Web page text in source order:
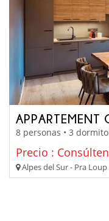
APPARTEMENT
8 personas • 3
Precio :
Alpes del Sur - Pra